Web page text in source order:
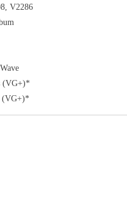
V2286
(VG+)*
(VG+)*